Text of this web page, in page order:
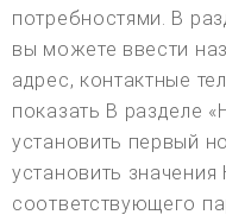
потребностями. В
вы можете ввести
адрес, контактные
показать В разделе
установить первый
установить
соответствующего